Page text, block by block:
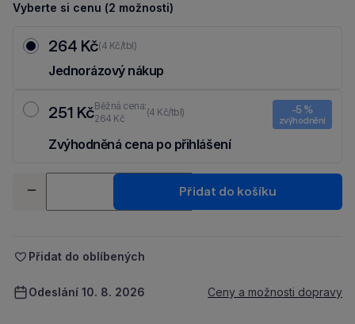
Vyberte si cenu (2 možnosti)
264 Kč(4 Kč/tbl)
Jednorázový nákup
251 KčBěžná cena:
264 Kč
(4 Kč/tbl) -5 %
zvýhodnění
Zvýhodněná cena po přihlášení
-
+
Přidat do košíku
Přidat do oblíbených
Odeslání 10. 8. 2026 Ceny a možnosti dopravy